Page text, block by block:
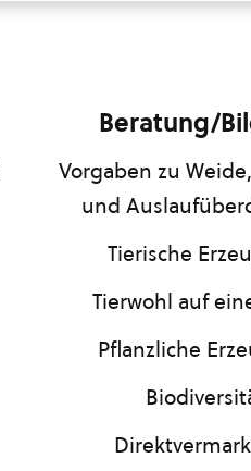
Beratung/
Vorgaben zu
und
Tierische
Tierwohl auf
Pflanzliche